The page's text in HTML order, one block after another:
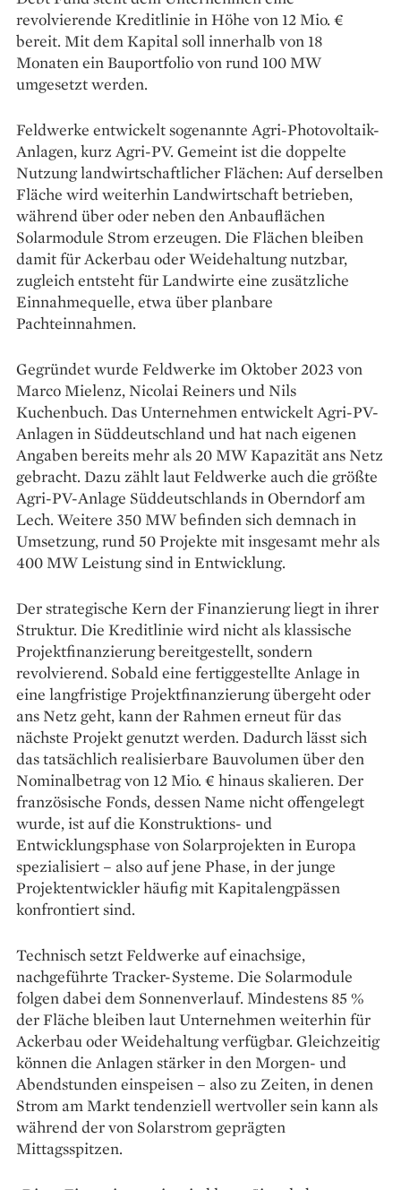
revolvierende Kreditlinie in Höhe von 12 Mio. €
bereit. Mit dem Kapital soll innerhalb von 18
Monaten ein Bauportfolio von rund 100 MW
umgesetzt werden.
Feldwerke entwickelt sogenannte Agri-Photovoltaik-
Anlagen, kurz Agri-PV. Gemeint ist die doppelte
Nutzung landwirtschaftlicher Flächen: Auf derselben
Fläche wird weiterhin Landwirtschaft betrieben,
während über oder neben den Anbauflächen
Solarmodule Strom erzeugen. Die Flächen bleiben
damit für Ackerbau oder Weidehaltung nutzbar,
zugleich entsteht für Landwirte eine zusätzliche
Einnahmequelle, etwa über planbare
Pachteinnahmen.
Gegründet wurde Feldwerke im Oktober 2023 von
Marco Mielenz, Nicolai Reiners und Nils
Kuchenbuch. Das Unternehmen entwickelt Agri-PV-
Anlagen in Süddeutschland und hat nach eigenen
Angaben bereits mehr als 20 MW Kapazität ans Netz
gebracht. Dazu zählt laut Feldwerke auch die größte
Agri-PV-Anlage Süddeutschlands in Oberndorf am
Lech. Weitere 350 MW befinden sich demnach in
Umsetzung, rund 50 Projekte mit insgesamt mehr als
400 MW Leistung sind in Entwicklung.
Der strategische Kern der Finanzierung liegt in ihrer
Struktur. Die Kreditlinie wird nicht als klassische
Projektfinanzierung bereitgestellt, sondern
revolvierend. Sobald eine fertiggestellte Anlage in
eine langfristige Projektfinanzierung übergeht oder
ans Netz geht, kann der Rahmen erneut für das
nächste Projekt genutzt werden. Dadurch lässt sich
das tatsächlich realisierbare Bauvolumen über den
Nominalbetrag von 12 Mio. € hinaus skalieren. Der
französische Fonds, dessen Name nicht offengelegt
wurde, ist auf die Konstruktions- und
Entwicklungsphase von Solarprojekten in Europa
spezialisiert – also auf jene Phase, in der junge
Projektentwickler häufig mit Kapitalengpässen
konfrontiert sind.
Technisch setzt Feldwerke auf einachsige,
nachgeführte Tracker-Systeme. Die Solarmodule
folgen dabei dem Sonnenverlauf. Mindestens 85 %
der Fläche bleiben laut Unternehmen weiterhin für
Ackerbau oder Weidehaltung verfügbar. Gleichzeitig
können die Anlagen stärker in den Morgen- und
Abendstunden einspeisen – also zu Zeiten, in denen
Strom am Markt tendenziell wertvoller sein kann als
während der von Solarstrom geprägten
Mittagsspitzen.